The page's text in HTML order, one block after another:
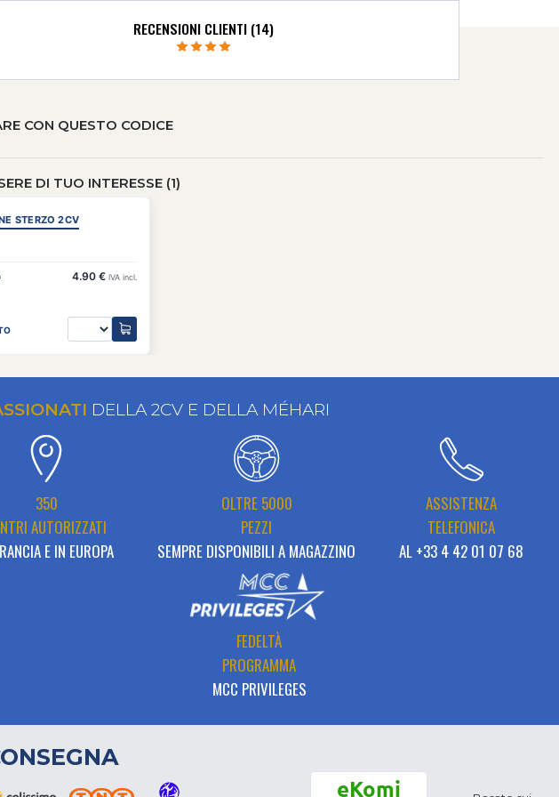
RECENSIONI CLIENTI (14)
CON QUESTO CODICE
DI TUO INTERESSE (1)
STERZO 2CV
4.90 € IVA incl.
DELLA 2CV E DELLA MÉHARI
350
AUTORIZZATI
E IN EUROPA
OLTRE 5000
PEZZI
SEMPRE DISPONIBILI A MAGAZZINO
ASSISTENZA
TELEFONICA
AL +33 4 42 01 07 68
FEDELTÀ
PROGRAMMA
MCC PRIVILEGES
eKomi